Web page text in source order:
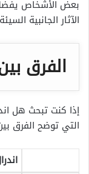
بعض الأشخاص
الآثار الجانبية
الفرق
إذا كنت تبحث هل
التي توضح الفرق